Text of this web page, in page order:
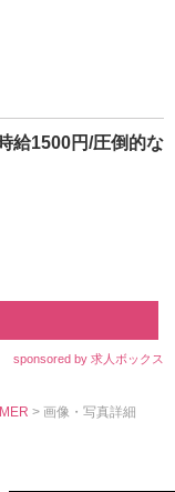
給1500円/圧倒的な
sponsored by 求人ボックス
> 画像・写真詳細